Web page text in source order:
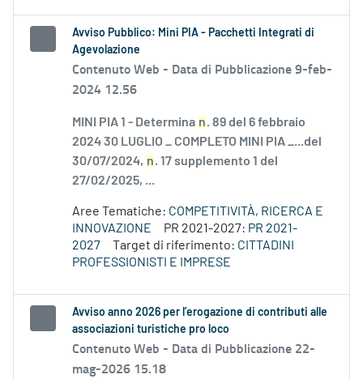
Avviso Pubblico: Mini PIA - Pacchetti Integrati di
Agevolazione
Contenuto Web - Data di Pubblicazione 9-feb-
2024 12.56
MINI PIA 1 - Determina n. 89 del 6 febbraio
2024 30 LUGLIO _ COMPLETO MINI PIA _...del
30/07/2024, n. 17 supplemento 1 del
27/02/2025, ...
Aree Tematiche: COMPETITIVITÀ, RICERCA E
INNOVAZIONE
PR 2021-2027: PR 2021-
2027
Target di riferimento: CITTADINI
PROFESSIONISTI E IMPRESE
Avviso anno 2026 per l’erogazione di contributi alle
associazioni turistiche pro loco
Contenuto Web - Data di Pubblicazione 22-
mag-2026 15.18